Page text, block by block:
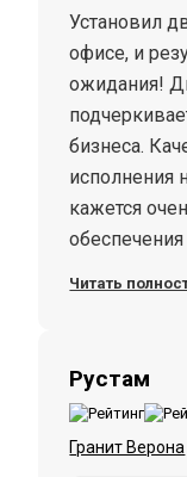
Установил
офисе, и
ожидания!
бизнеса.
исполнения
кажется
выбором и
Сенатор
Читать
Рустам
Гранит Верона